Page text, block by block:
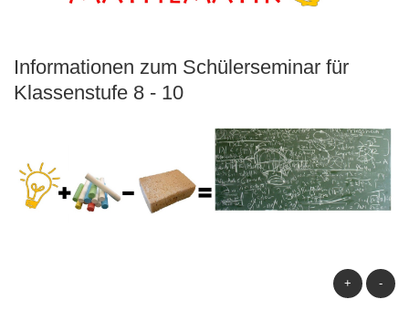
Informationen zum Schülerseminar für
Klassenstufe 8 - 10
+ -